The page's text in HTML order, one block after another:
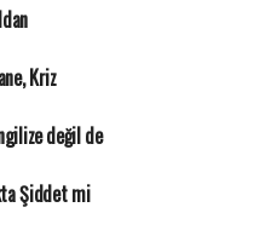
Kriz
değil de
Şiddet mi